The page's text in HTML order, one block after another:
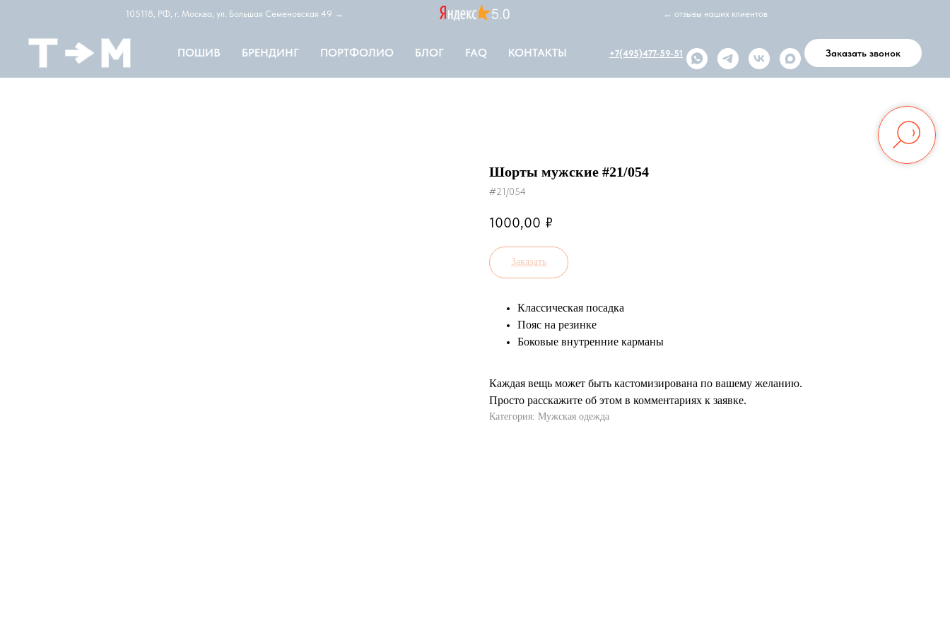
105118, РФ, г. Москва, ул. Большая Семеновская 49 → ← отзывы наших клиентов
ПОШИВ БРЕНДИНГ ПОРТФОЛИО БЛОГ FAQ КОНТАКТЫ +7(495)477-59-51 Заказать звонок
Шорты мужские #21/054
#21/054
1000,00 ₽
Заказать
Классическая посадка
Пояс на резинке
Боковые внутренние карманы
Каждая вещь может быть кастомизирована по вашему желанию.
Просто расскажите об этом в комментариях к заявке.
Категория: Мужская одежда